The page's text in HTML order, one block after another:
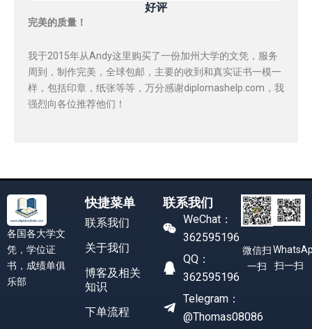
好评
完美的质量！
我于2015年从Andy这里购买了一份加州大学的文凭，服务
周到，制作完美，全球包邮，主要的收到和真实证书一模一
样，包括印章，纸张等等，万分感谢diplomashelp.com，我
强烈向各位推荐他们！
各国各大学文
凭，学位证
书，成绩单俱
乐部
快捷菜单
联系我们
关于我们
博客及相关
知识
下单流程
联系我们
WeChat：
362595196
QQ：
362595196
Telegram：
@Thomas08086
微信扫
一扫
扫一扫